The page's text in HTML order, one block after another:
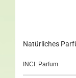
Natürliches
INCI: Parfum